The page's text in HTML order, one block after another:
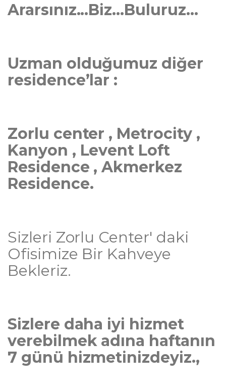
Ararsınız...Biz...Buluruz...
Uzman olduğumuz diğer
residence’lar :
Zorlu center , Metrocity ,
Kanyon , Levent Loft
Residence , Akmerkez
Residence.
Sizleri Zorlu Center' daki
Ofisimize Bir Kahveye
Bekleriz.
Sizlere daha iyi hizmet
verebilmek adına haftanın
7 günü hizmetinizdeyiz.,